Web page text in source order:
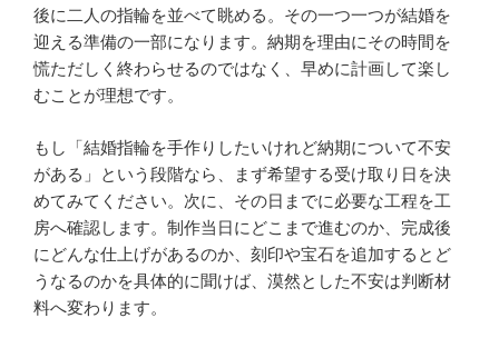
後に二人の指輪を並べて眺める。その一つ一つが結婚を
迎える準備の一部になります。納期を理由にその時間を
慌ただしく終わらせるのではなく、早めに計画して楽し
むことが理想です。
もし「結婚指輪を手作りしたいけれど納期について不安
がある」という段階なら、まず希望する受け取り日を決
めてみてください。次に、その日までに必要な工程を工
房へ確認します。制作当日にどこまで進むのか、完成後
にどんな仕上げがあるのか、刻印や宝石を追加するとど
うなるのかを具体的に聞けば、漠然とした不安は判断材
料へ変わります。